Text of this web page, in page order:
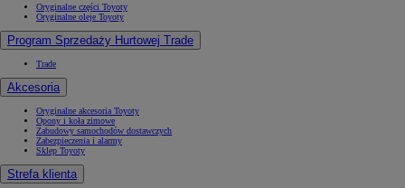
Oryginalne części Toyoty
Oryginalne oleje Toyoty
Program Sprzedaży Hurtowej Trade
Trade
Akcesoria
Oryginalne akcesoria Toyoty
Opony i koła zimowe
Zabudowy samochodów dostawczych
Zabezpieczenia i alarmy
Sklep Toyoty
Strefa klienta